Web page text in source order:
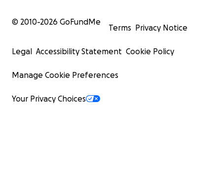
© 2010-2026 GoFundMe
Terms Privacy Notice
Legal Accessibility Statement Cookie Policy
Manage Cookie Preferences
Your Privacy Choices